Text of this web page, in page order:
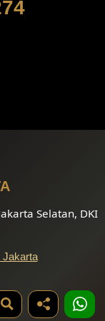
Selatan, DKI
Jakarta